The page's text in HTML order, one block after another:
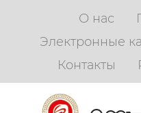
О нас
Электронные
Контакты